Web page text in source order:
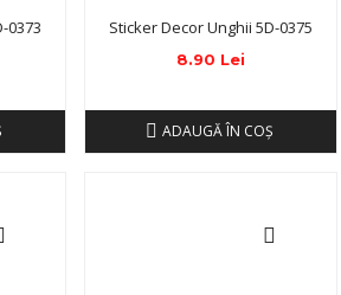
0373 Sticker Decor Unghii 5D-0375
8.90 Lei
ADAUGĂ ÎN COŞ